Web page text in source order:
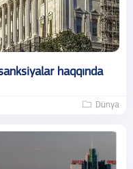
haqqında
Dünya